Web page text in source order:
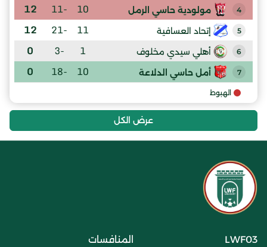
4 مولودية حاسي الرمل 10
-11
12
5 إتحاد العسافية 11
-21
12
6 أهلي سيدي مخلوف 1
-3
0
7 أمل حاسي الدلاعة 10
-18
0
الهبوط
عرض الكل
LWF03 المنافسات